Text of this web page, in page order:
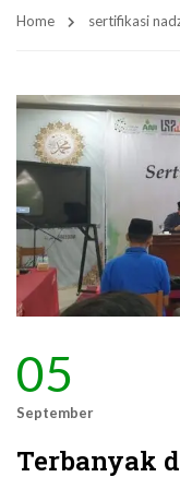
Home sertifikasi
05
September
Terbanyak